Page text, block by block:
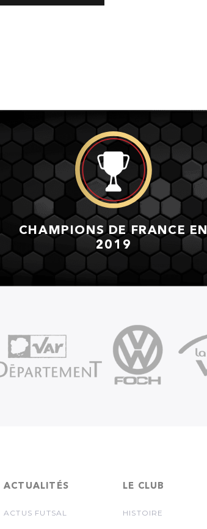
CHAMPIONS DE FRANCE EN
2019
ACTUALITÉS
ACTUS FUTSAL
LE CLUB
HISTOIRE